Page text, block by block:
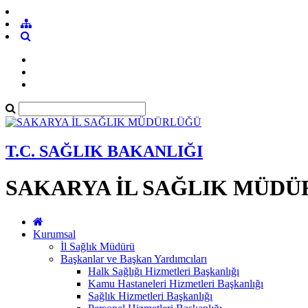
T.C. SAĞLIK BAKANLIĞI
SAKARYA İL SAĞLIK
Kurumsal
İl Sağlık Müdürü
Başkanlar ve Başkan Yardımcıları
Halk Sağlığı Hizmetleri Başkanlığı
Kamu Hastaneleri Hizmetleri Başkanlığı
Sağlık Hizmetleri Başkanlığı